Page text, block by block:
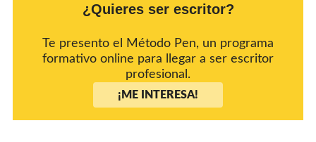
¿Quieres ser escritor?
Te presento el Método Pen, un programa
formativo online para llegar a ser escritor
profesional.
¡ME INTERESA!